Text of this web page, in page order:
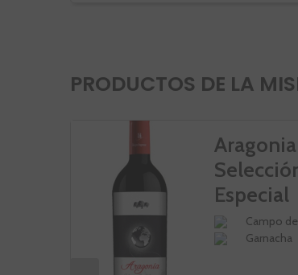
PRODUCTOS DE LA
Aragonia
Especial
Campo
Garnacha